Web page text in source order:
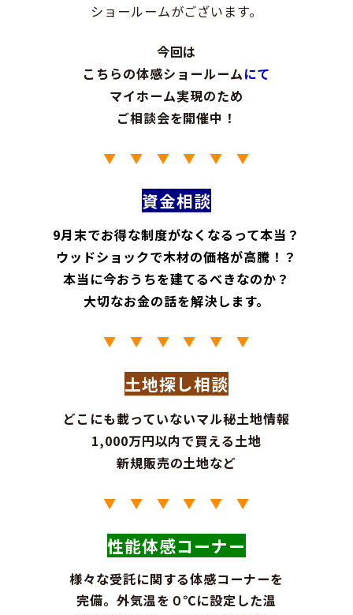
ショールームがございます。
今回は
こちらの体感ショールームにて
マイホーム実現のため
ご相談会を開催中！
▼ ▼ ▼ ▼ ▼ ▼
資金相談
9月末でお得な制度がなくなるって本当？
ウッドショックで木材の価格が高騰！？
本当に今おうちを建てるべきなのか？
大切なお金の話を解決します。
▼ ▼ ▼ ▼ ▼ ▼
土地探し相談
どこにも載っていないマル秘土地情報
1,000万円以内で買える土地
新規販売の土地など
▼ ▼ ▼ ▼ ▼ ▼
性能体感コーナー
様々な受託に関する体感コーナーを
完備。外気温を０℃に設定した温